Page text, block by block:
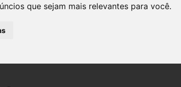
que sejam mais relevantes para você.